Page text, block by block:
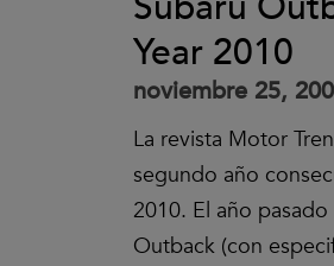
Year 2010
noviembre 25,
La revista Motor
segundo año
2010. El año
Outback (con